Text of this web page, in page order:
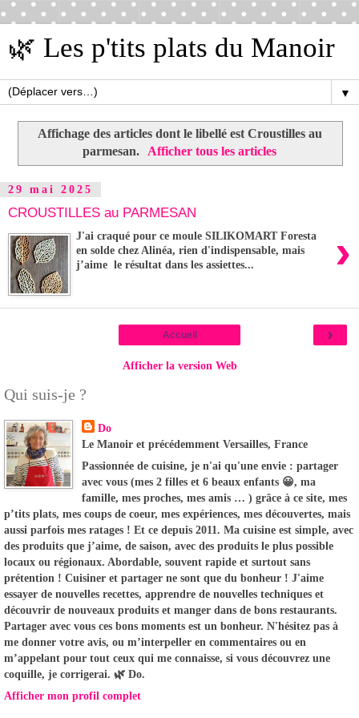
🌿 Les p'tits plats du Manoir
▼
Affichage des articles dont le libellé est Croustilles au
parmesan. Afficher tous les articles
29 mai 2025
CROUSTILLES au PARMESAN
›
J'ai craqué pour ce moule SILIKOMART Foresta
en solde chez Alinéa, rien d'indispensable, mais
j’aime le résultat dans les assiettes...
›
Accueil
Afficher la version Web
Qui suis-je ?
Do
Le Manoir et précédemment Versailles, France
Passionnée de cuisine, je n'ai qu'une envie : partager
avec vous (mes 2 filles et 6 beaux enfants 😀, ma
famille, mes proches, mes amis … ) grâce à ce site, mes
p’tits plats, mes coups de coeur, mes expériences, mes découvertes, mais
aussi parfois mes ratages ! Et ce depuis 2011. Ma cuisine est simple, avec
des produits que j’aime, de saison, avec des produits le plus possible
locaux ou régionaux. Abordable, souvent rapide et surtout sans
prétention ! Cuisiner et partager ne sont que du bonheur ! J'aime
essayer de nouvelles recettes, apprendre de nouvelles techniques et
découvrir de nouveaux produits et manger dans de bons restaurants.
Partager avec vous ces bons moments est un bonheur. N'hésitez pas à
me donner votre avis, ou m’interpeller en commentaires ou en
m’appelant pour tout ceux qui me connaisse, si vous découvrez une
coquille, je corrigerai. 🌿 Do.
Afficher mon profil complet